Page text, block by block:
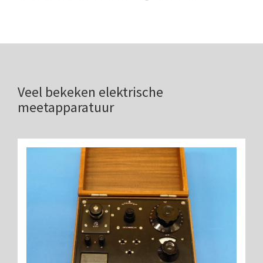
Zeiss, modern microscoop (1980-2010)
Bleeker
Busch
Leitz
LOMO/ Zenith
Oldelft
OIP Gand
Rathenower Optische Werke (ROW)
Reichert
Veel bekeken elektrische
meetapparatuur